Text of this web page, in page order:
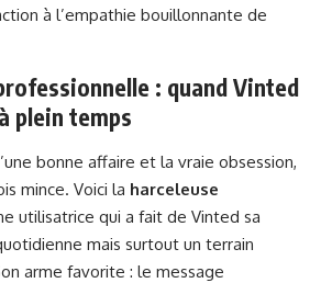
à l’empathie bouillonnante de
: quand Vinted
plein temps
bonne affaire et la vraie obsession,
mince. Voici la harceleuse
utilisatrice qui a fait de Vinted sa
mais surtout un terrain
arme favorite : le message